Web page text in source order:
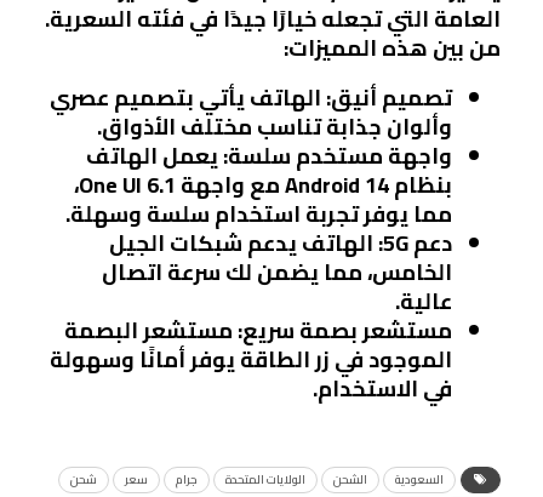
العامة التي تجعله خيارًا جيدًا في فئته السعرية.
من بين هذه المميزات:
تصميم أنيق: الهاتف يأتي بتصميم عصري
وألوان جذابة تناسب مختلف الأذواق.
واجهة مستخدم سلسة: يعمل الهاتف
بنظام Android 14 مع واجهة One UI 6.1،
مما يوفر تجربة استخدام سلسة وسهلة.
دعم 5G : الهاتف يدعم شبكات الجيل
الخامس، مما يضمن لك سرعة اتصال
عالية.
مستشعر بصمة سريع: مستشعر البصمة
الموجود في زر الطاقة يوفر أمانًا وسهولة
في الاستخدام.
السعودية الشحن الولايات المتحدة جرام سعر
شحن